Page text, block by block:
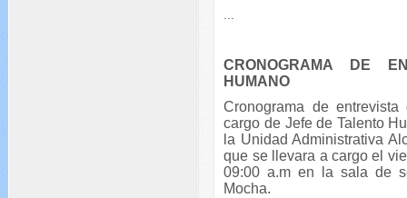
CRONOGRAMA DE
HUMANO
Cronograma de
cargo de Jefe de Talento
la Unidad Administrativa
que se llevara a cargo el
09:00 a.m en la sala de
Mocha.